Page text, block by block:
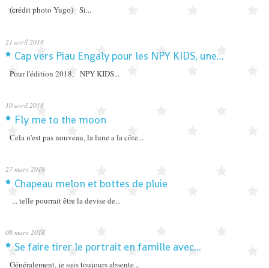
(crédit photo Yugo) Si...
21 avril 2018
Cap vers Piau Engaly pour les NPY KIDS, une...
Pour l'édition 2018, NPY KIDS...
10 avril 2018
Fly me to the moon
Cela n'est pas nouveau, la lune a la côte...
27 mars 2018
Chapeau melon et bottes de pluie
... telle pourrait être la devise de...
08 mars 2018
Se faire tirer le portrait en famille avec...
Généralement, je suis toujours absente...